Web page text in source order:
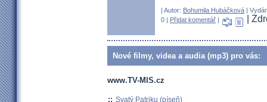
| Autor: Bohumila Hubáčková |
0 | Přidat komentář | |
Nové filmy, videa a audia (mp3) pro vás:
www.TV-MIS.cz
:: Svatý Patriku (píseň)